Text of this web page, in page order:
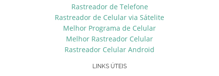
Rastreador de Telefone
Rastreador de Celular via Sátelite
Melhor Programa de Celular
Melhor Rastreador Celular
Rastreador Celular Android
LINKS ÚTEIS